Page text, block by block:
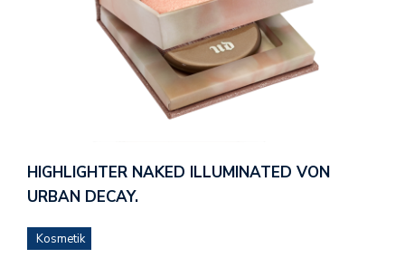
HIGHLIGHTER NAKED ILLUMINATED VON
URBAN DECAY.
Kosmetik